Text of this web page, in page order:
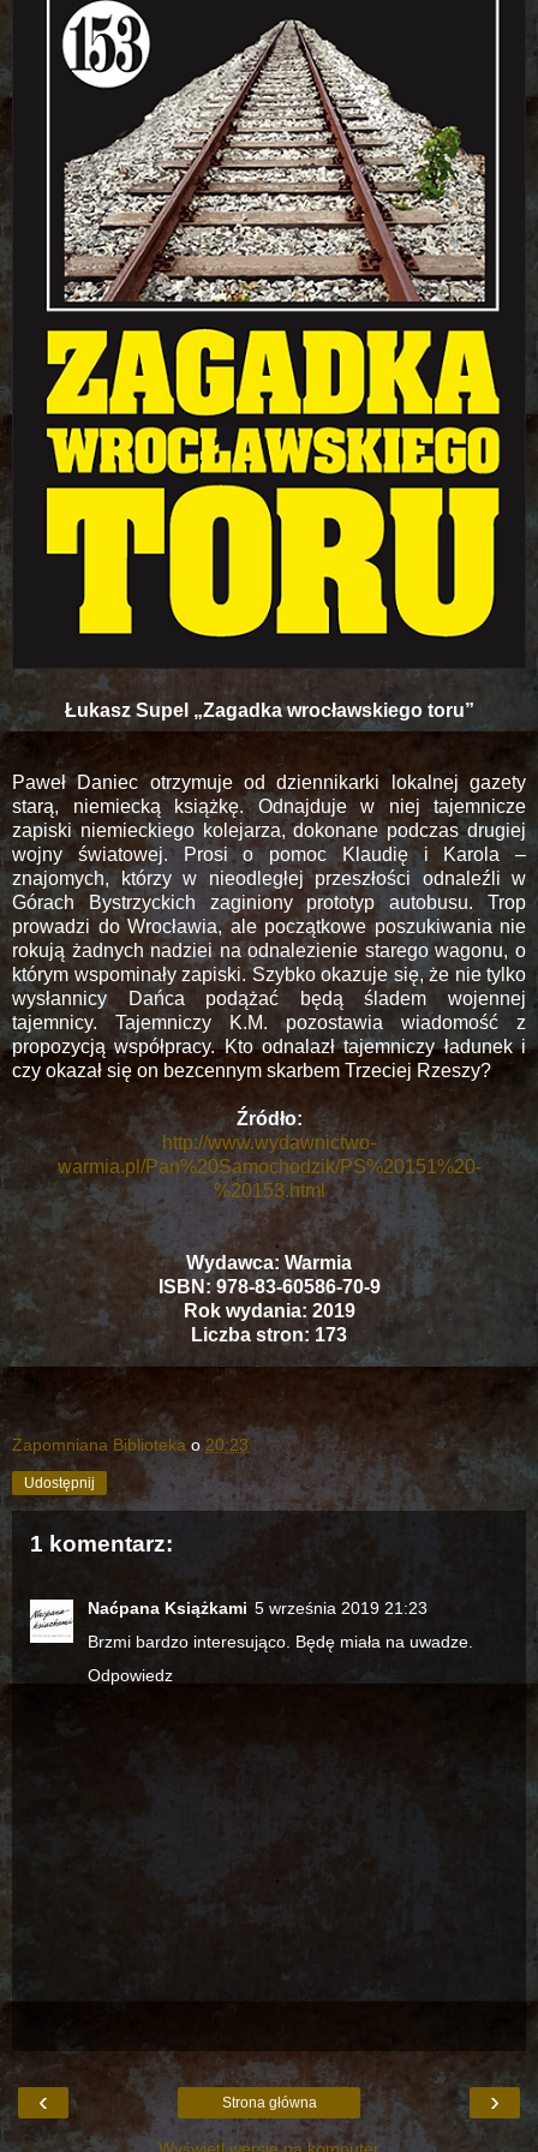
Łukasz Supel „Zagadka wrocławskiego toru”
Paweł Daniec otrzymuje od dziennikarki lokalnej gazety
starą, niemiecką książkę. Odnajduje w niej tajemnicze
zapiski niemieckiego kolejarza, dokonane podczas drugiej
wojny światowej. Prosi o pomoc Klaudię i Karola –
znajomych, którzy w nieodległej przeszłości odnaleźli w
Górach Bystrzyckich zaginiony prototyp autobusu. Trop
prowadzi do Wrocławia, ale początkowe poszukiwania nie
rokują żadnych nadziei na odnalezienie starego wagonu, o
którym wspominały zapiski. Szybko okazuje się, że nie tylko
wysłannicy Dańca podążać będą śladem wojennej
tajemnicy. Tajemniczy K.M. pozostawia wiadomość z
propozycją współpracy. Kto odnalazł tajemniczy ładunek i
czy okazał się on bezcennym skarbem Trzeciej Rzeszy?
Źródło:
http://www.wydawnictwo-
warmia.pl/Pan%20Samochodzik/PS%20151%20-
%20153.html
Wydawca: Warmia
ISBN: 978-83-60586-70-9
Rok wydania: 2019
Liczba stron: 173
Zapomniana Biblioteka o 20:23
Udostępnij
1 komentarz:
Naćpana Książkami 5 września 2019 21:23
Brzmi bardzo interesująco. Będę miała na uwadze.
Odpowiedz
‹ ›
Strona główna
Wyświetl wersję na komputer